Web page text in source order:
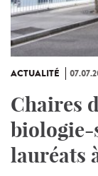
ACTUALITÉ
Chaires
biologie-
lauréats